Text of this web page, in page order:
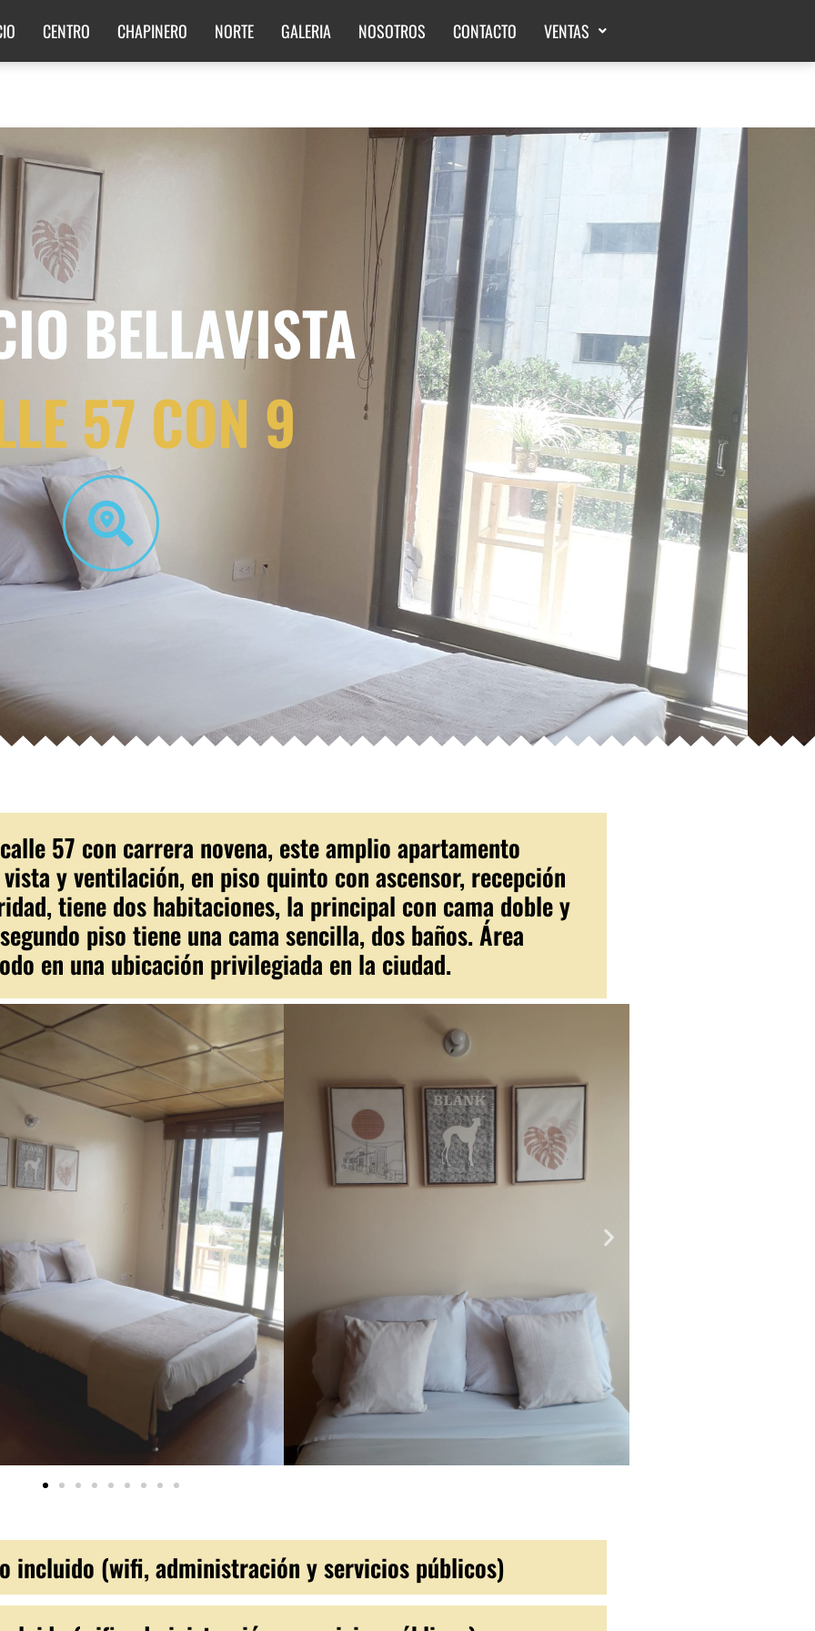
CENTRO CHAPINERO NORTE GALERIA NOSOTROS CONTACTO VENTAS
BELLAVISTA
57 CON 9
57 con carrera novena, este amplio apartamento
y ventilación, en piso quinto con ascensor, recepción
tiene dos habitaciones, la principal con cama doble y
piso tiene una cama sencilla, dos baños. Área
en una ubicación privilegiada en la ciudad.
incluido (wifi, administración y servicios públicos)